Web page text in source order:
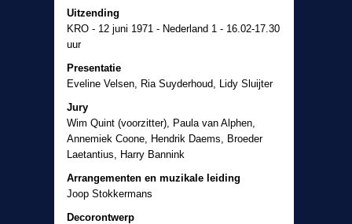
Uitzending
KRO - 12 juni 1971 - Nederland 1 - 16.02-17.30
uur
Presentatie
Eveline Velsen, Ria Suyderhoud, Lidy Sluijter
Jury
Wim Quint (voorzitter), Paula van Alphen,
Annemiek Coone, Hendrik Daems, Broeder
Laetantius, Harry Bannink
Arrangementen en muzikale leiding
Joop Stokkermans
Decorontwerp